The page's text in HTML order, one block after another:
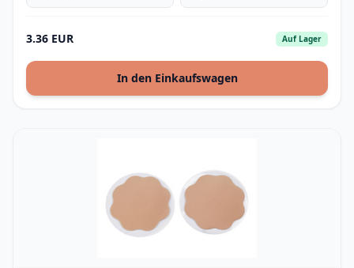
3.36 EUR Auf Lager
In den Einkaufswagen